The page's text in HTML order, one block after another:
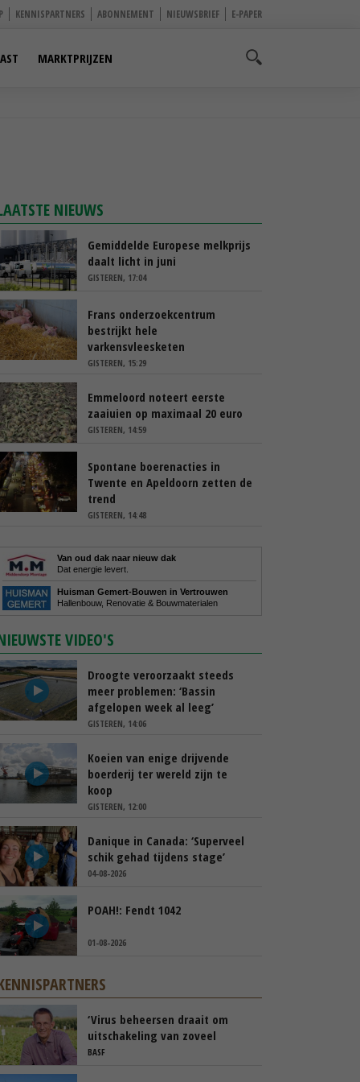
KENNISPARTNERS ABONNEMENT NIEUWSBRIEF E-PAPER
MARKTPRIJZEN
NIEUWS
Gemiddelde Europese melkprijs
daalt licht in juni
GISTEREN, 17:04
Frans onderzoekcentrum
bestrijkt hele
varkensvleesketen
GISTEREN, 15:29
Emmeloord noteert eerste
zaaiuien op maximaal 20 euro
GISTEREN, 14:59
Spontane boerenacties in
Twente en Apeldoorn zetten de
trend
GISTEREN, 14:48
Van oud dak naar nieuw dak
Dat energie levert.
Huisman Gemert-Bouwen in Vertrouwen
Hallenbouw, Renovatie & Bouwmaterialen
VIDEO'S
Droogte veroorzaakt steeds
meer problemen: ‘Bassin
afgelopen week al leeg’
GISTEREN, 14:06
Koeien van enige drijvende
boerderij ter wereld zijn te
koop
GISTEREN, 12:00
Danique in Canada: ‘Superveel
schik gehad tijdens stage’
04-08-2026
POAH!: Fendt 1042
01-08-2026
‘Virus beheersen draait om
uitschakeling van zoveel
mogelijk risico’s’
BASF